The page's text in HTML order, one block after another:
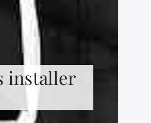
installer